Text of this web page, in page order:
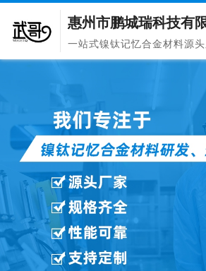
惠州市鹏城瑞科技有
一站式镍钛记忆合金材料源
微信扫码加好友